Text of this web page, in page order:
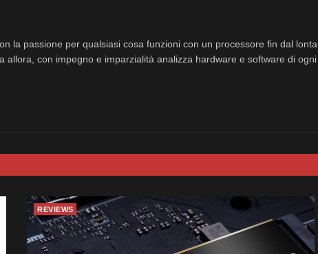
la passione per qualsiasi cosa funzioni con un processore fin dal
allora, con impegno e imparzialità analizza hardware e software di
REVIEWS